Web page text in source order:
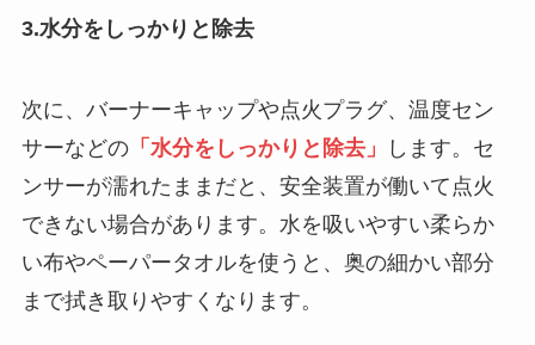
3.水分をしっかりと除去
次に、バーナーキャップや点火プラグ、温度セン
サーなどの「水分をしっかりと除去」
します。セ
ンサーが濡れたままだと、安全装置が働いて点火
できない場合があります。水を吸いやすい柔らか
い布やペーパータオルを使うと、奥の細かい部分
まで拭き取りやすくなります。